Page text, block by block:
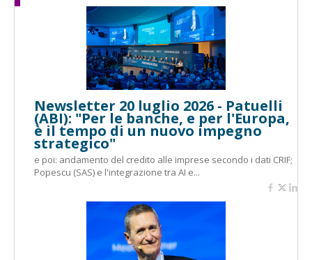
Newsletter 20 luglio 2026 - Patuelli
(ABI): "Per le banche, e per l'Europa,
è il tempo di un nuovo impegno
strategico"
e poi: andamento del credito alle imprese secondo i dati CRIF;
Popescu (SAS) e l'integrazione tra AI e...